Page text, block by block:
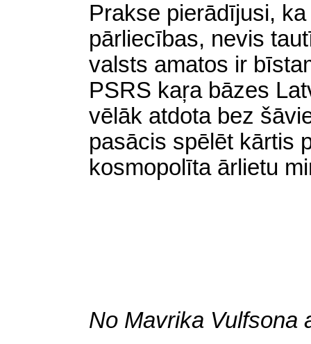
Prakse pierādījusi,
pārliecības, nevis
valsts amatos ir
PSRS kaŗa bāzes
vēlāk atdota bez
pasācis spēlēt kārtis
kosmopolīta ārlietu
No Mavrika Vulfsona